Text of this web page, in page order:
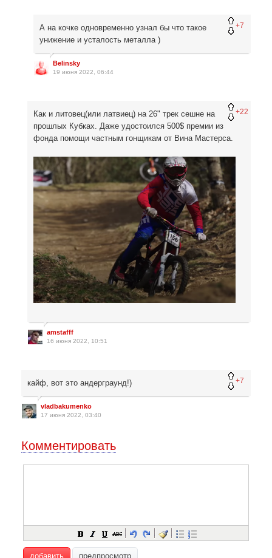
+7
А на кочке одновременно узнал бы что такое
унижение и усталость металла )
Belinsky
19 июня 2022, 06:44
+22
Как и литовец(или латвиец) на 26" трек сешне на
прошлых Кубках. Даже удостоился 500$ премии из
фонда помощи частным гонщикам от Вина Мастерса.
amstafff
16 июня 2022, 10:51
+7
кайф, вот это андерграунд!)
vladbakumenko
17 июня 2022, 03:40
Комментировать
добавить предпросмотр